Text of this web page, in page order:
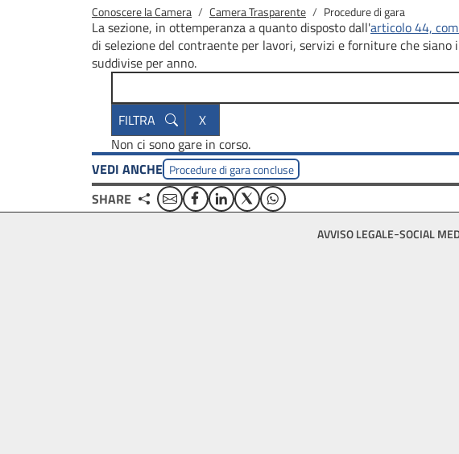
Briciole di pane
Conoscere la Camera Camera Trasparente Procedure di gara
La sezione, in ottemperanza a quanto disposto dall'articolo 44,
di selezione del contraente per lavori, servizi e forniture che
suddivise per anno.
Non ci sono gare in corso.
VEDI ANCHE Procedure di gara concluse
SHARE EmailFacebookLinkedinTwitterWhatsApp
AVVISO LEGALE SOCIAL